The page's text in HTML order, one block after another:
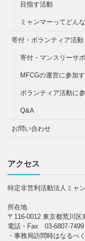
目指す活動
ミャンマーってどん
寄付・ボランティア活動
寄付・マンスリーサ
MFCGの運営に参加
ボランティア活動に
Q&A
お問い合わせ
アクセス
特定非営利活動法人ミャ
所在地
〒116-0012 東京都荒川区
電話・Fax 03-6807-7499
・事務局訪問時はなるべ